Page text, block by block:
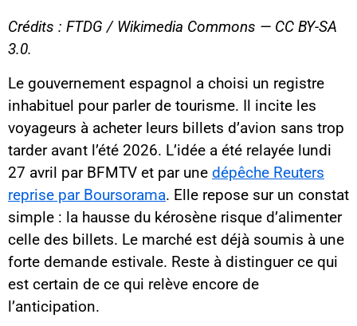
Crédits : FTDG / Wikimedia Commons — CC BY-SA
3.0.
Le gouvernement espagnol a choisi un registre
inhabituel pour parler de tourisme. Il incite les
voyageurs à acheter leurs billets d’avion sans trop
tarder avant l’été 2026. L’idée a été relayée lundi
27 avril par BFMTV et par une dépêche Reuters
reprise par Boursorama. Elle repose sur un constat
simple : la hausse du kérosène risque d’alimenter
celle des billets. Le marché est déjà soumis à une
forte demande estivale. Reste à distinguer ce qui
est certain de ce qui relève encore de
l’anticipation.